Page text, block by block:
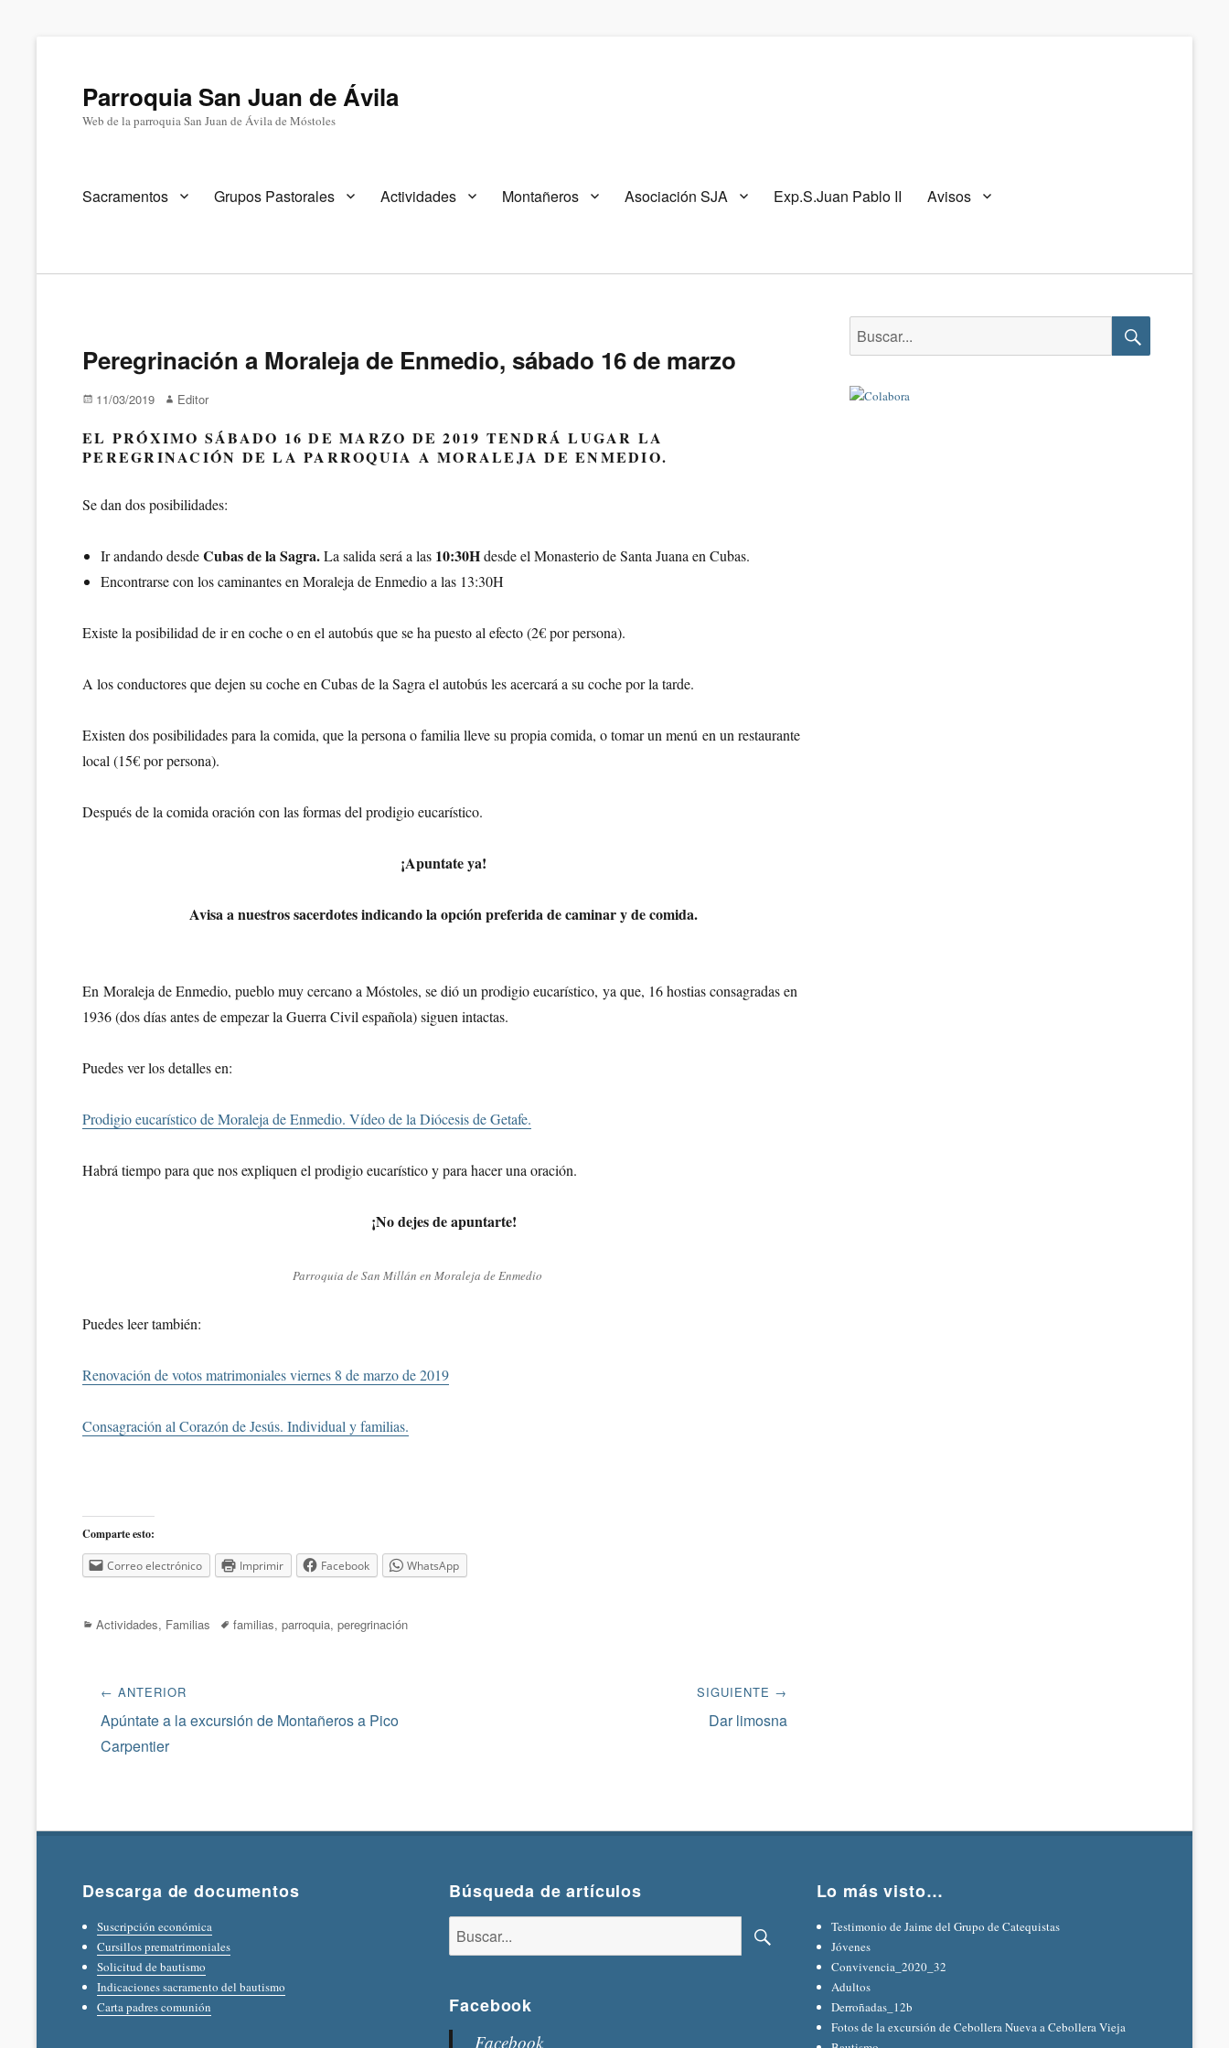
Parroquia San Juan de Ávila
Web de la parroquia San Juan de Ávila de Móstoles
Menú
Sacramentos Grupos Pastorales Actividades Montañeros Asociación SJA Exp.S.Juan Pablo II Avisos
Peregrinación a Moraleja de Enmedio, sábado 16 de marzo
Publicado
11/03/2019 AutorEditor
EL PRÓXIMO SÁBADO 16 DE MARZO DE 2019 TENDRÁ LUGAR LA
PEREGRINACIÓN DE LA PARROQUIA A MORALEJA DE ENMEDIO.
Se dan dos posibilidades:
Ir andando desdeCubas de la Sagra.La salida será a las 10:30Hdesde el Monasterio de Santa Juana en Cubas.
Encontrarse con los caminantes en Moraleja de Enmedio a las 13:30H
Existe la posibilidad de ir en coche o en el autobús que se ha puesto al efecto (2€ por persona).
A los conductores que dejen su coche en Cubas de la Sagra el autobús les acercará a su coche por la tarde.
Existen dos posibilidades para la comida, que la persona o familia lleve su propia comida, o tomar un menú en un restaurante
local (15€ por persona).
Después de la comida oración con las formas del prodigio eucarístico.
¡Apuntate ya!
Avisa a nuestros sacerdotes indicando la opción preferida de caminar y de comida.
En Moraleja de Enmedio, pueblo muy cercano a Móstoles, se dió un prodigio eucarístico, ya que, 16 hostias consagradas en
1936 (dos días antes de empezar la Guerra Civil española) siguen intactas.
Puedes ver los detalles en:
Prodigio eucarístico de Moraleja de Enmedio. Vídeo de la Diócesis de Getafe.
Habrá tiempo para que nos expliquen el prodigio eucarístico y para hacer una oración.
¡No dejes de apuntarte!
Parroquia de San Millán en Moraleja de Enmedio
Puedes leer también:
Renovación de votos matrimoniales viernes 8 de marzo de 2019
Consagración al Corazón de Jesús. Individual y familias.
Comparte esto:
Correo electrónico Imprimir Facebook WhatsApp
Categorías
Actividades, Familias Etiquetas
familias, parroquia, peregrinación
Navegación
de
entradas
← ANTERIOR
Entrada
anterior:
Apúntate a la excursión de Montañeros a Pico
Carpentier
SIGUIENTE →
Dar limosna
Buscar
Descarga de documentos
Suscripción económica
Cursillos prematrimoniales
Solicitud de bautismo
Indicaciones sacramento del bautismo
Carta padres comunión
Búsqueda de artículos
Facebook
Facebook
Lo más visto…
Testimonio de Jaime del Grupo de Catequistas
Jóvenes
Convivencia_2020_32
Adultos
Derroñadas_12b
Fotos de la excursión de Cebollera Nueva a Cebollera Vieja